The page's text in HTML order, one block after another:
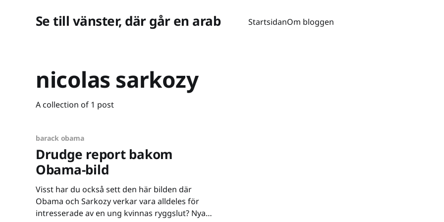
Se till vänster, där går en arab StartsidanOm bloggen
nicolas sarkozy
A collection of 1 post
barack obama
Drudge report bakom
Obama-bild
Visst har du också sett den här bilden där
Obama och Sarkozy verkar vara alldeles för
intresserade av en ung kvinnas ryggslut? Nya